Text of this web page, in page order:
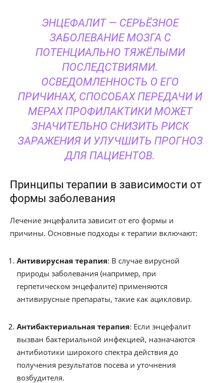
ЭНЦЕФАЛИТ — СЕРЬЁЗНОЕ
ЗАБОЛЕВАНИЕ МОЗГА С
ПОТЕНЦИАЛЬНО ТЯЖЁЛЫМИ
ПОСЛЕДСТВИЯМИ.
ОСВЕДОМЛЕННОСТЬ О ЕГО
ПРИЧИНАХ, СПОСОБАХ ПЕРЕДАЧИ И
МЕРАХ ПРОФИЛАКТИКИ МОЖЕТ
ЗНАЧИТЕЛЬНО СНИЗИТЬ РИСК
ЗАРАЖЕНИЯ И УЛУЧШИТЬ ПРОГНОЗ
ДЛЯ ПАЦИЕНТОВ.
Принципы терапии в зависимости от
формы заболевания
Лечение энцефалита зависит от его формы и
причины. Основные подходы к терапии включают:
Антивирусная терапия: В случае вирусной
природы заболевания (например, при
герпетическом энцефалите) применяются
антивирусные препараты, такие как ацикловир.
Антибактериальная терапия: Если энцефалит
вызван бактериальной инфекцией, назначаются
антибиотики широкого спектра действия до
получения результатов посева и уточнения
возбудителя.